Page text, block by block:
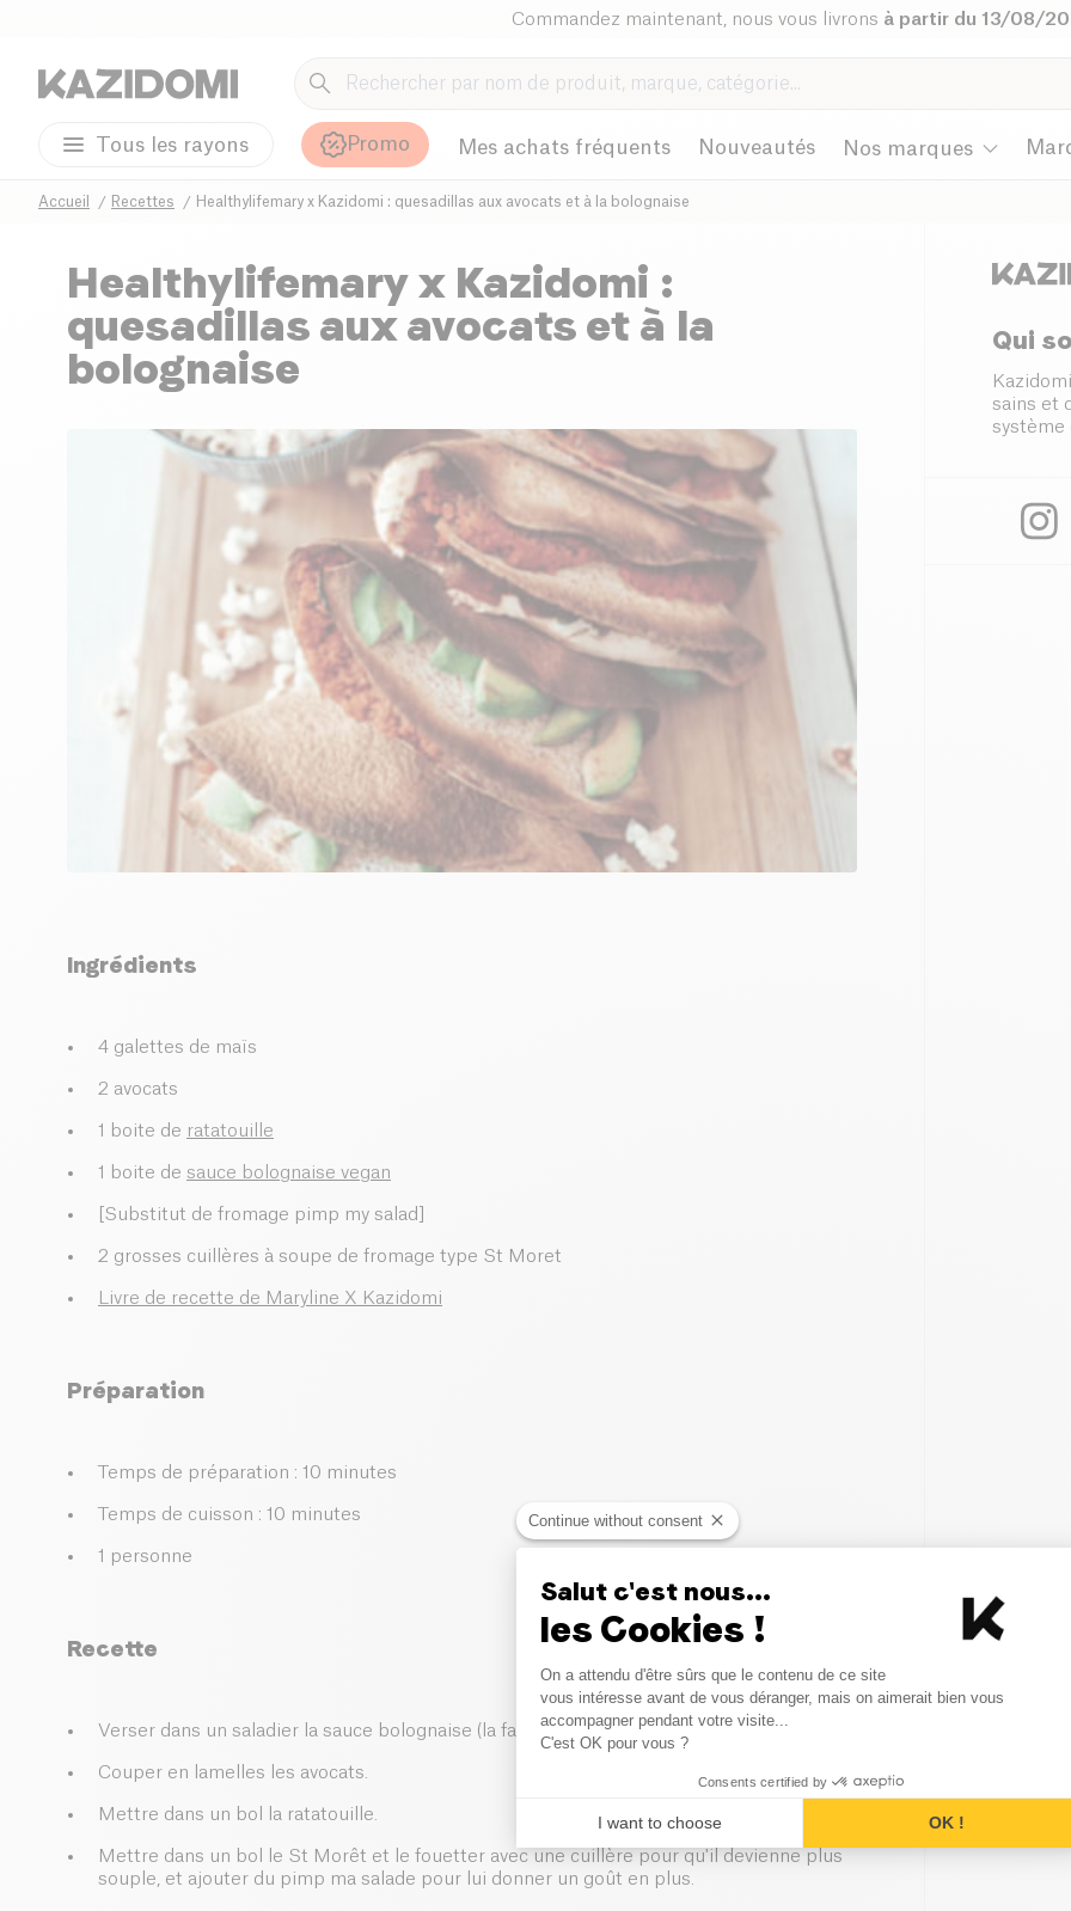
Commandez maintenant, nous vous livrons à partir du 13/08/
Tous les rayons Promo Mes achats fréquents Nouveautés Nos marques
Accueil Recettes Healthylifemary x Kazidomi : quesadillas aux avocats et à la bolognaise
Healthylifemary x Kazidomi :
quesadillas aux avocats et à la
bolognaise
Ingrédients
4 galettes de maïs
2 avocats
1 boite de ratatouille
1 boite de sauce bolognaise vegan
[Substitut de fromage pimp my salad]
2 grosses cuillères à soupe de fromage type St Moret
Livre de recette de Maryline X Kazidomi
Préparation
Temps de préparation : 10 minutes
Temps de cuisson : 10 minutes
1 personne
Recette
Verser dans un saladier la sauce bolognaise (la faire chauffer si envie).
Couper en lamelles les avocats.
Mettre dans un bol la ratatouille.
Mettre dans un bol le St Morêt et le fouetter avec une cuillère pour qu'il devienne plus
souple, et ajouter du pimp ma salade pour lui donner un goût en plus.
Qui
sains et
système
Continue without consent
Salut c'est nous...
les Cookies !
Consent Management
On a attendu d'être sûrs que le contenu de ce site
vous intéresse avant de vous déranger, mais on aimerait bien vous
accompagner pendant votre visite...
C'est OK pour vous ?
Consents certified by
I want to choose OK !
Axeptio consent